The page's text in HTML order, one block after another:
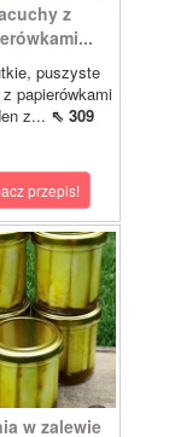
z
puszyste
papierówkami
z... ⇖ 309
przepis!
w zalewie